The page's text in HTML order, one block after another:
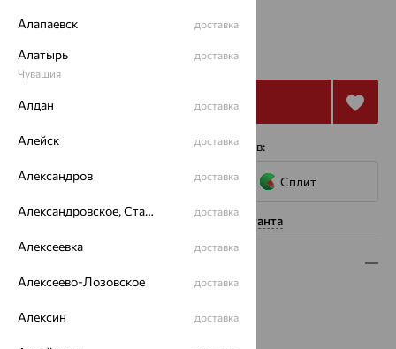
от 24 734 68 706₽
Купить
4 платежа по 6 184 с помощью сервисов:
Сплит
Нужна помощь консультанта
Вес:2.37 — 2.48
Алапаевск доставка
Алатырь
Чувашия
доставка
Алдан доставка
Алейск доставка
Александров доставка
Александровское, Ставропольский край доставка
Алексеевка доставка
Алексеево-Лозовское доставка
Алексин доставка